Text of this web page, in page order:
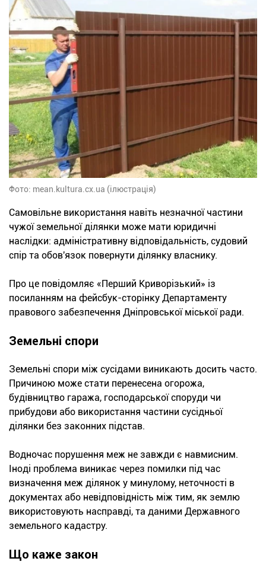
Фото: mean.kultura.cx.ua (ілюстрація)
Самовільне використання навіть незначної частини
чужої земельної ділянки може мати юридичні
наслідки: адміністративну відповідальність, судовий
спір та обов'язок повернути ділянку власнику.
Про це повідомляє «Перший Криворізький» із
посиланням на фейсбук-сторінку Департаменту
правового забезпечення Дніпровської міської ради.
Земельні спори
Земельні спори між сусідами виникають досить часто.
Причиною може стати перенесена огорожа,
будівництво гаража, господарської споруди чи
прибудови або використання частини сусідньої
ділянки без законних підстав.
Водночас порушення меж не завжди є навмисним.
Іноді проблема виникає через помилки під час
визначення меж ділянок у минулому, неточності в
документах або невідповідність між тим, як землю
використовують насправді, та даними Державного
земельного кадастру.
Що каже закон